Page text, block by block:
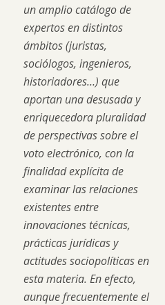
un amplio catálogo de
expertos en distintos
ámbitos (juristas,
sociólogos, ingenieros,
historiadores…) que
aportan una desusada y
enriquecedora pluralidad
de perspectivas sobre el
voto electrónico, con la
finalidad explícita de
examinar las relaciones
existentes entre
innovaciones técnicas,
prácticas jurídicas y
actitudes sociopolíticas en
esta materia. En efecto,
aunque frecuentemente el